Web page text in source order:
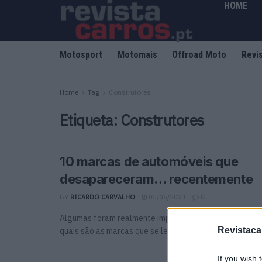
If you wish
HOME
Motosport Motomais Offroad Moto
Home Tag Construtores
Etiqueta: Construtores
10 marcas de automóveis que
desapareceram… recentemente
BY RICARDO CARVALHO 0
Algumas foram realmente importantes em décadas que
quais são as marcas que se lembra que desapareceram